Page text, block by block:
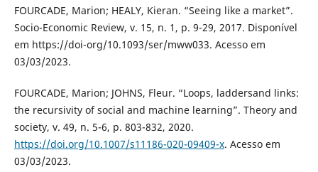
FOURCADE, Marion; HEALY, Kieran. “Seeing like a market”.
Socio-Economic Review, v. 15, n. 1, p. 9-29, 2017. Disponível
em https://doi-org/10.1093/ser/mww033. Acesso em
03/03/2023.
FOURCADE, Marion; JOHNS, Fleur. “Loops, laddersand links:
the recursivity of social and machine learning”. Theory and
society, v. 49, n. 5-6, p. 803-832, 2020.
https://doi.org/10.1007/s11186-020-09409-x. Acesso em
03/03/2023.